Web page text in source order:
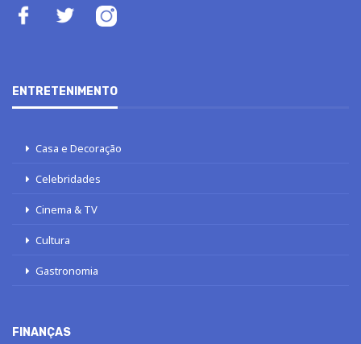
ENTRETENIMENTO
Casa e Decoração
Celebridades
Cinema & TV
Cultura
Gastronomia
FINANÇAS